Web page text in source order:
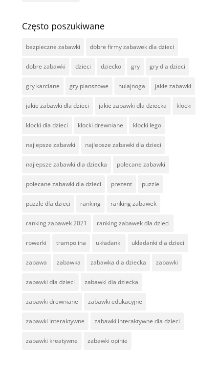
Często poszukiwane
bezpieczne zabawki dobre firmy zabawek dla dzieci
dobre zabawki dzieci dziecko gry gry dla dzieci
gry karciane gry planszowe hulajnoga jakie zabawki
jakie zabawki dla dzieci jakie zabawki dla dziecka klocki
klocki dla dzieci klocki drewniane klocki lego
najlepsze zabawki najlepsze zabawki dla dzieci
najlepsze zabawki dla dziecka polecane zabawki
polecane zabawki dla dzieci prezent puzzle
puzzle dla dzieci ranking ranking zabawek
ranking zabawek 2021 ranking zabawek dla dzieci
rowerki trampolina układanki układanki dla dzieci
zabawa zabawka zabawka dla dziecka zabawki
zabawki dla dzieci zabawki dla dziecka
zabawki drewniane zabawki edukacyjne
zabawki interaktywne zabawki interaktywne dla dzieci
zabawki kreatywne zabawki opinie